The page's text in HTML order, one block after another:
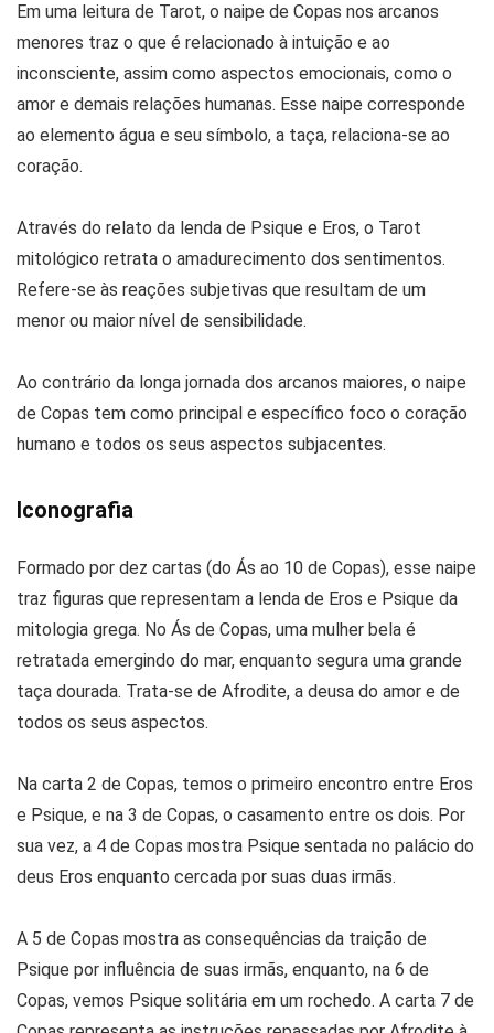
Em uma leitura de Tarot, o naipe de Copas nos arcanos
menores traz o que é relacionado à intuição e ao
inconsciente, assim como aspectos emocionais, como o
amor e demais relações humanas. Esse naipe corresponde
ao elemento água e seu símbolo, a taça, relaciona-se ao
coração.
Através do relato da lenda de Psique e Eros, o Tarot
mitológico retrata o amadurecimento dos sentimentos.
Refere-se às reações subjetivas que resultam de um
menor ou maior nível de sensibilidade.
Ao contrário da longa jornada dos arcanos maiores, o naipe
de Copas tem como principal e específico foco o coração
humano e todos os seus aspectos subjacentes.
Iconografia
Formado por dez cartas (do Ás ao 10 de Copas), esse naipe
traz figuras que representam a lenda de Eros e Psique da
mitologia grega. No Ás de Copas, uma mulher bela é
retratada emergindo do mar, enquanto segura uma grande
taça dourada. Trata-se de Afrodite, a deusa do amor e de
todos os seus aspectos.
Na carta 2 de Copas, temos o primeiro encontro entre Eros
e Psique, e na 3 de Copas, o casamento entre os dois. Por
sua vez, a 4 de Copas mostra Psique sentada no palácio do
deus Eros enquanto cercada por suas duas irmãs.
A 5 de Copas mostra as consequências da traição de
Psique por influência de suas irmãs, enquanto, na 6 de
Copas, vemos Psique solitária em um rochedo. A carta 7 de